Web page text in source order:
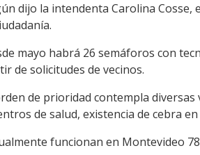
dijo la intendenta Carolina
mayo habrá 26 semáforos con
de solicitudes de vecinos.
de prioridad contempla diversas
de salud, existencia de cebra
funcionan en Montevideo